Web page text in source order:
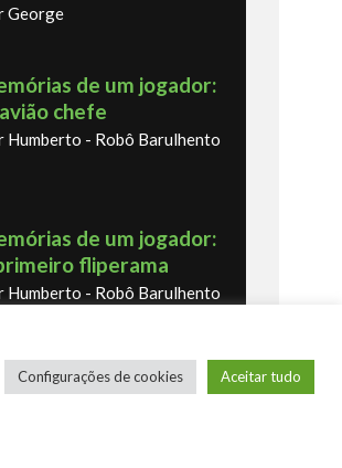
George
de um jogador:
chefe
Humberto - Robô Barulhento
de um jogador:
fliperama
Humberto - Robô Barulhento
novos Retrôs – Xbox
Configurações de cookies Aceitar tudo